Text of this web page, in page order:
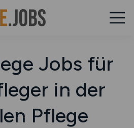
Jobs für
in der
Pflege